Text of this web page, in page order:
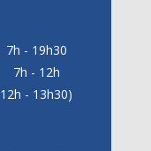
7h - 19h30
7h - 12h
12h - 13h30)